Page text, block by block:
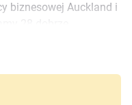
biznesowej Auckland i
lub postawić
jedynie